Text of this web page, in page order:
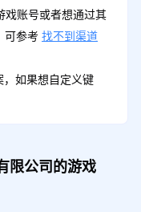
戏账号或者想通过其
可参考 找不到渠道
如果想自定义键
限公司的游戏